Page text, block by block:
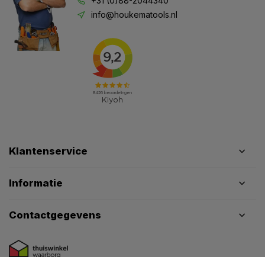
info@houkematools.nl
Klantenservice
Informatie
Contactgegevens